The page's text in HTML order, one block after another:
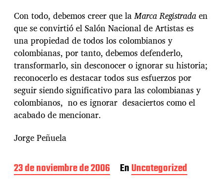
Con todo, debemos creer que laMarca Registradaen
que se convirtió el Salón Nacional de Artistas es
una propiedad de todos los colombianos y
colombianas, por tanto, debemos defenderlo,
transformarlo, sin desconocer o ignorar su historia;
reconocerlo es destacar todos sus esfuerzos por
seguir siendo significativo para las colombianas y
colombianos, no es ignorar desaciertos como el
acabado de mencionar.
Jorge Peñuela
F
e
23 de noviembre de 2006 EnUncategorized